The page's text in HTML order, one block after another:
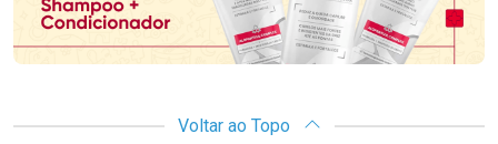
Voltar ao Topo